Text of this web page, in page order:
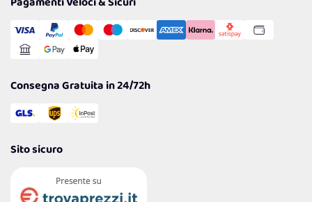
Gestisci Cookie
Reso Facile e Veloce
Consegna Gratuita in 24/72h
Sito sicuro